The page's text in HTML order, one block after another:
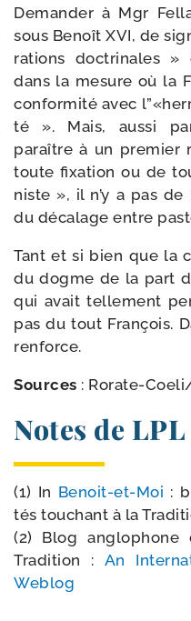
Demander à Mgr
sous Benoît XVI, de
ra­tions doc­tri­nales »
dans la mesure où la
confor­mi­té avec
té ». Mais, aus­si
paraître à un pre­mier
toute fixa­tion ou de
niste », il n’y a pas
du déca­lage entre
Tant et si bien que la
du dogme de la part
qui avait tel­le­ment
pas du tout François.
renforce.
Sources : Rorate-​
Notes de LPL
(1) In Benoit-​et-​Moi :
tés tou­chant à la
(2) Blog anglo­phone
Tradition : An
Weblog